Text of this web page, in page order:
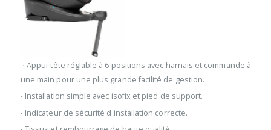
·Appui-tête réglable à 6 positions avec harnais et commande à
une main pour une plus grande facilité de gestion.
· Installation simple avec isofix et pied de support.
· Indicateur de sécurité d'installation correcte.